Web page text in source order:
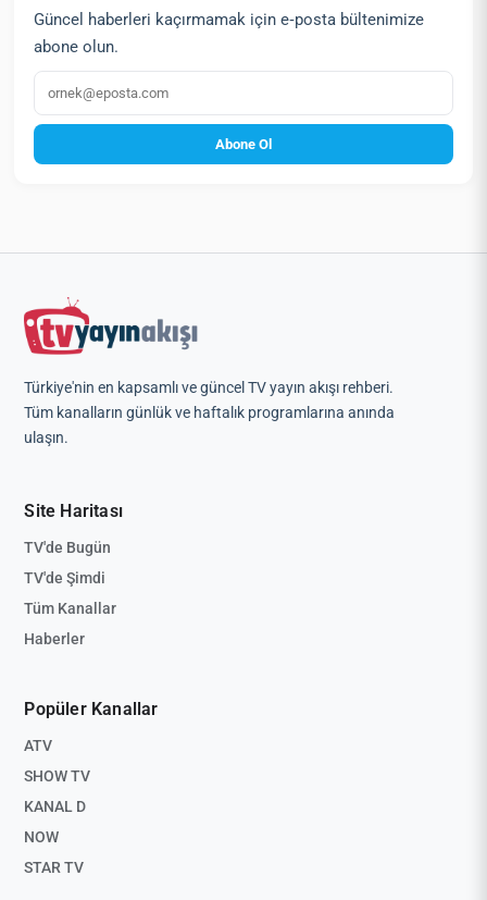
Güncel haberleri kaçırmamak için e‑posta bültenimize
abone olun.
E‑posta
Abone Ol
Türkiye'nin en kapsamlı ve güncel TV yayın akışı rehberi.
Tüm kanalların günlük ve haftalık programlarına anında
ulaşın.
Site Haritası
TV'de Bugün
TV'de Şimdi
Tüm Kanallar
Haberler
Popüler Kanallar
ATV
SHOW TV
KANAL D
NOW
STAR TV